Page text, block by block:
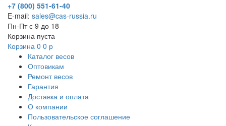
+7 (800) 551-61-40
E-mail: sales@cas-russia.ru
Пн-Пт с 9 до 18
Корзина пуста
Корзина 0 0 р
Каталог весов
Оптовикам
Ремонт весов
Гарантия
Доставка и оплата
О компании
Пользовательское соглашение